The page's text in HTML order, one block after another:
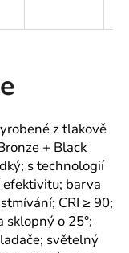
z tlakově
+ Black
s technologií
efektivitu; barva
CRI ≥ 90;
sklopný o 25°;
světelný